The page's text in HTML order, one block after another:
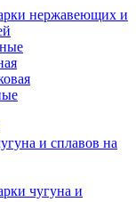
нержавеющих и
и сплавов на
чугуна и